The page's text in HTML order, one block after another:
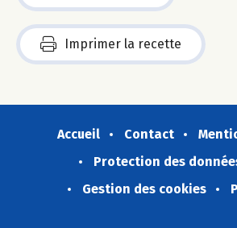
Imprimer la recette
Accueil Contact
Protection des
Gestion des cookies